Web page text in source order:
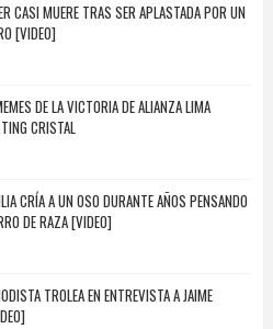
CASI MUERE TRAS SER APLASTADA POR UN
[VIDEO]
DE LA VICTORIA DE ALIANZA LIMA
CRISTAL
CRÍA A UN OSO DURANTE AÑOS PENSANDO
DE RAZA [VIDEO]
TROLEA EN ENTREVISTA A JAIME